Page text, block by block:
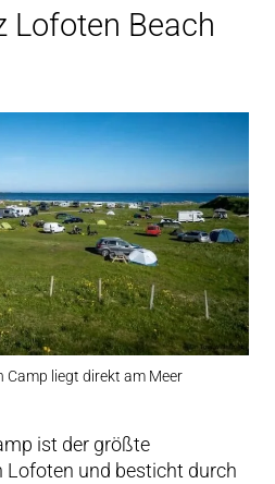
Lofoten Beach
Camp liegt direkt am Meer
ist der größte
Lofoten und besticht durch